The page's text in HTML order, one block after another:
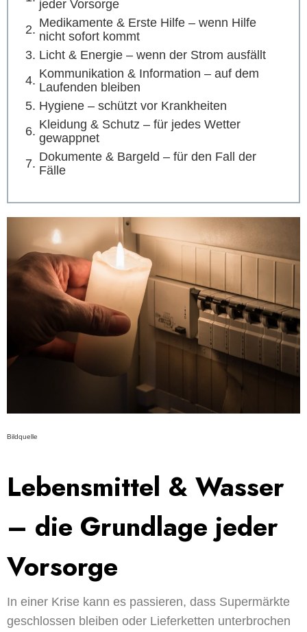
jeder Vorsorge
Medikamente & Erste Hilfe – wenn Hilfe
nicht sofort kommt
Licht & Energie – wenn der Strom ausfällt
Kommunikation & Information – auf dem
Laufenden bleiben
Hygiene – schützt vor Krankheiten
Kleidung & Schutz – für jedes Wetter
gewappnet
Dokumente & Bargeld – für den Fall der
Fälle
Bildquelle
Lebensmittel & Wasser
– die Grundlage jeder
Vorsorge
In einer Krise kann es passieren, dass Supermärkte
geschlossen bleiben oder Lieferketten unterbrochen